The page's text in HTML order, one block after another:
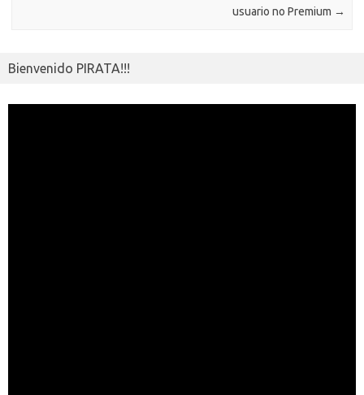
usuario no Premium →
Bienvenido PIRATA!!!